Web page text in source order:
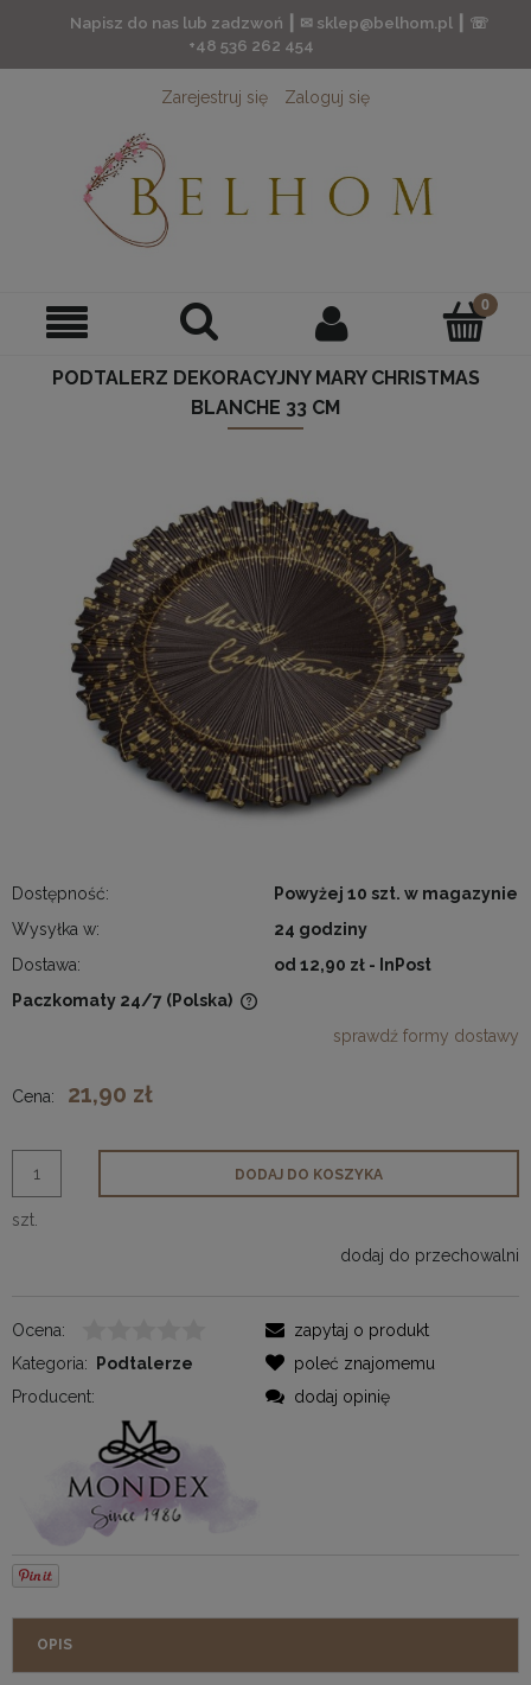
Napisz do nas lub zadzwoń ┃ ✉ sklep@belhom.pl ┃ ☏
+48 536 262 454
Zarejestruj się Zaloguj się
PODTALERZ DEKORACYJNY MARY CHRISTMAS
BLANCHE 33 CM
Dostępność:
Powyżej 10 szt. w magazynie
Wysyłka w:
24 godziny
Dostawa:
od 12,90 zł - InPost
Paczkomaty 24/7 (Polska)
sprawdź formy dostawy
Cena: 21,90 zł
szt.
DODAJ DO KOSZYKA
dodaj do przechowalni
Ocena:
Kategoria:
Podtalerze
Producent:
zapytaj o produkt
poleć znajomemu
dodaj opinię
OPIS